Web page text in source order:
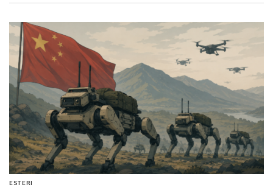
ESTERI